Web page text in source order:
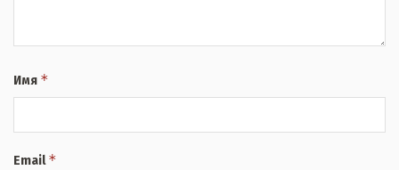
Имя *
Email*